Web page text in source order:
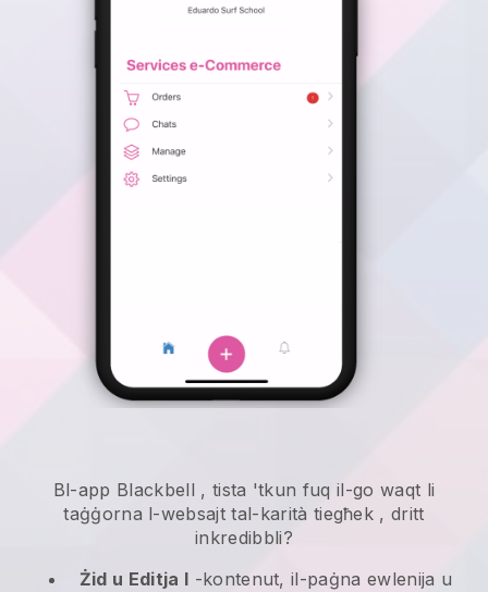
Bl-app Blackbell , tista 'tkun fuq il-go waqt li
taġġorna l-websajt tal-karità tiegħek , dritt
inkredibbli?
Żid u Editja l -kontenut, il-paġna ewlenija u